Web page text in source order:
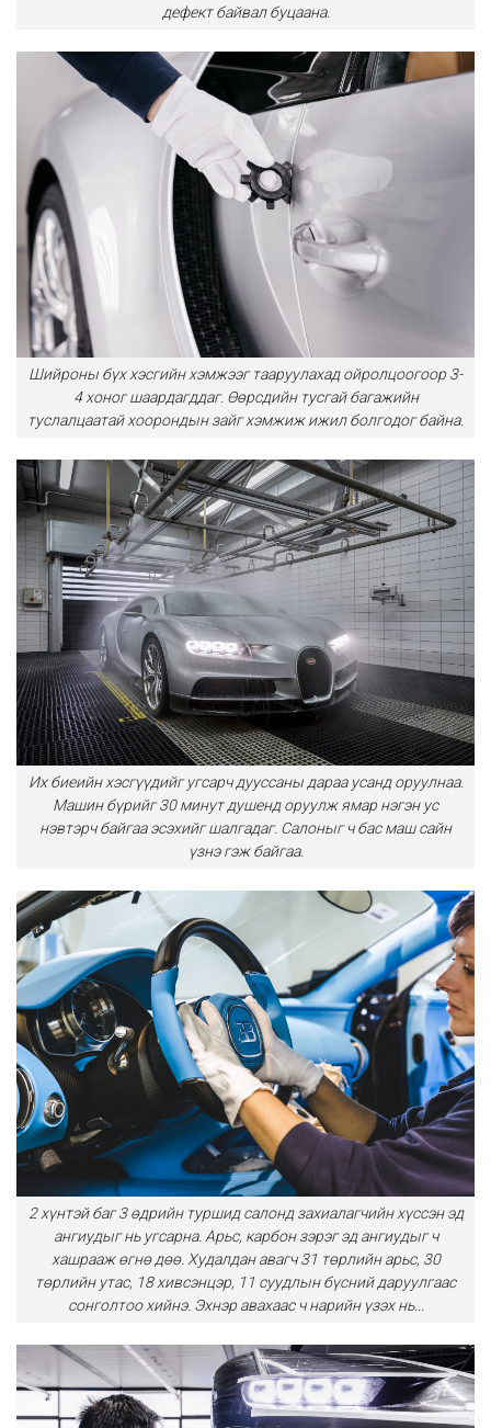
дефект байвал буцаана.
Шийроны бүх хэсгийн хэмжээг тааруулахад ойролцоогоор 3-
4 хоног шаардагддаг. Өөрсдийн тусгай багажийн
туслалцаатай хоорондын зайг хэмжиж ижил болгодог байна.
Их биеийн хэсгүүдийг угсарч дууссаны дараа усанд оруулнаа.
Машин бүрийг 30 минут душенд оруулж ямар нэгэн ус
нэвтэрч байгаа эсэхийг шалгадаг. Салоныг ч бас маш сайн
үзнэ гэж байгаа.
2 хүнтэй баг 3 өдрийн туршид салонд захиалагчийн хүссэн эд
ангиудыг нь угсарна. Арьс, карбон зэрэг эд ангиудыг ч
хашрааж өгнө дөө. Худалдан авагч 31 төрлийн арьс, 30
төрлийн утас, 18 хивсэнцэр, 11 суудлын бүсний даруулгаас
сонголтоо хийнэ. Эхнэр авахаас ч нарийн үзэх нь...